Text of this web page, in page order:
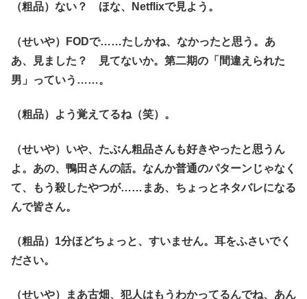
（粗品）ない？ ほな、Netflixで見よう。
（せいや）FODで……たしかね、なかったと思う。あ
あ、見ました？ 見てないか。第二期の「間違えられた
男」っていう……。
（粗品）よう覚えてるね（笑）。
（せいや）いや、たぶん粗品さんも好きやったと思うん
よ。あの、鴨田さんの話。なんか普通のパターンじゃなく
て、もう殺したやつが……まあ、ちょっとネタバレになる
んで皆さん。
（粗品）1分ほどちょっと、すいません。耳をふさいでく
ださい。
（せいや）まあ古畑、犯人はもうわかってるんでね、あん